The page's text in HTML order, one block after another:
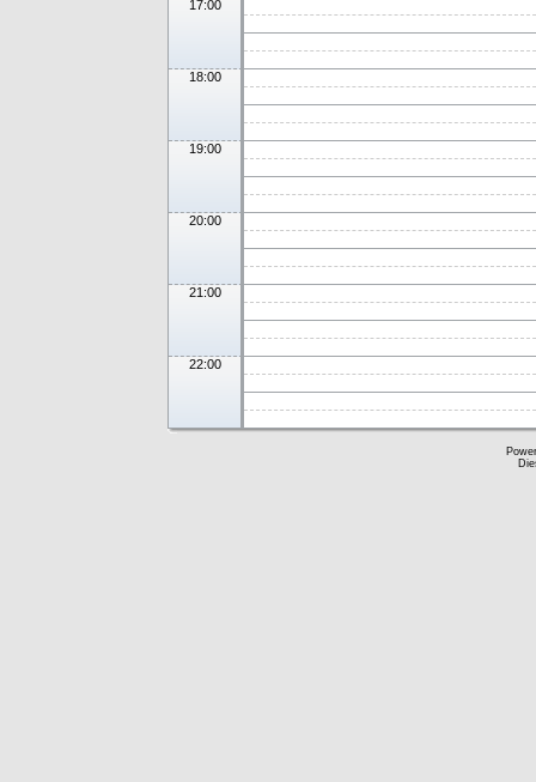
17:00
18:00
19:00
20:00
21:00
22:00